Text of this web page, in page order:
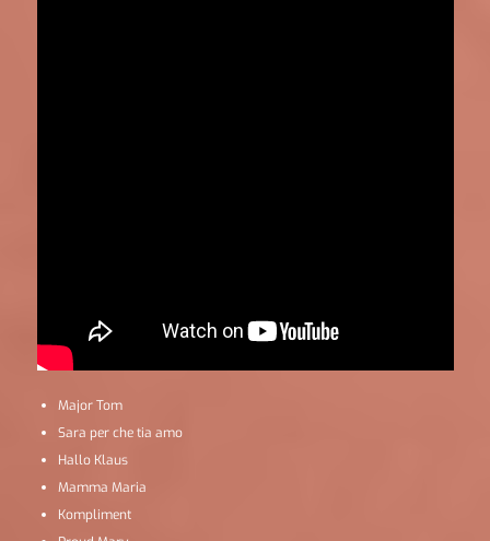
Major Tom
Sara per che tia amo
Hallo Klaus
Mamma Maria
Kompliment